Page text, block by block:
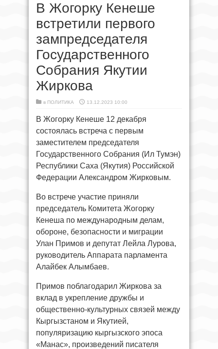
В Жогорку Кенеше
встретили первого
зампредседателя
Государственного
Собрания Якутии
Жиркова
в ПОЛИТИКА 13.12.2023 10:00
В Жогорку Кенеше 12 декабря
состоялась встреча с первым
заместителем председателя
Государственного Собрания (Ил Тумэн)
Республики Саха (Якутия) Российской
Федерации Александром Жирковым.
Во встрече участие приняли
председатель Комитета Жогорку
Кенеша по международным делам,
обороне, безопасности и миграции
Улан Примов и депутат Лейла Лурова,
руководитель Аппарата парламента
Алайбек Алымбаев.
Примов поблагодарил Жиркова за
вклад в укрепление дружбы и
общественно-культурных связей между
Кыргызстаном и Якутией,
популяризацию кыргызского эпоса
«Манас», произведений писателя